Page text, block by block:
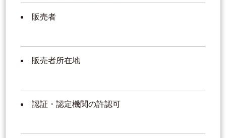
販売者
販売者所在地
認証・認定機関の許認可